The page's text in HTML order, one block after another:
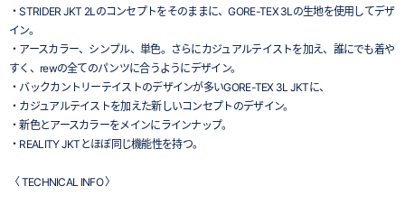
・STRIDER JKT 2Lのコンセプトをそのままに、GORE-TEX 3Lの生地を使用してデザ
イン。
・アースカラー、シンプル、単色。さらにカジュアルテイストを加え、誰にでも着や
すく、rewの全てのパンツに合うようにデザイン。
・バックカントリーテイストのデザインが多いGORE-TEX 3L JKTに、
・カジュアルテイストを加えた新しいコンセプトのデザイン。
・新色とアースカラーをメインにラインナップ。
・REALITY JKTとほぼ同じ機能性を持つ。
〈 TECHNICAL INFO 〉